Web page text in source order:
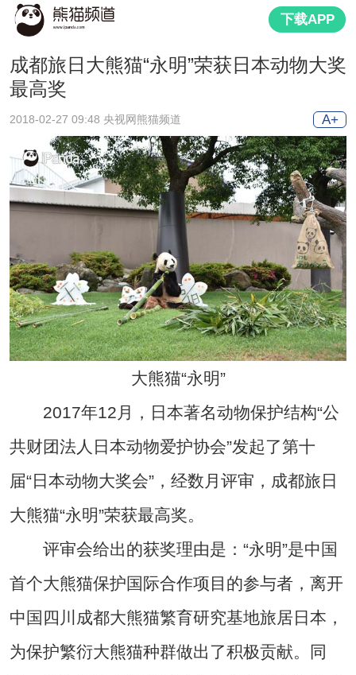
下载APP
成都旅日大熊猫“永明”荣获日本动物大奖
最高奖
2018-02-27 09:48 央视网熊猫频道 A+
大熊猫“永明”
2017年12月，日本著名动物保护结构“公
共财团法人日本动物爱护协会”发起了第十
届“日本动物大奖会”，经数月评审，成都旅日
大熊猫“永明”荣获最高奖。
评审会给出的获奖理由是：“永明”是中国
首个大熊猫保护国际合作项目的参与者，离开
中国四川成都大熊猫繁育研究基地旅居日本，
为保护繁衍大熊猫种群做出了积极贡献。同